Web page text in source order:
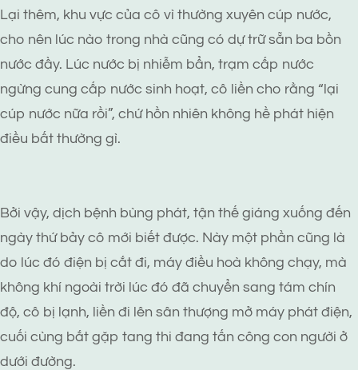
Lại thêm, khu vực của cô vì thường xuyên cúp nước,
cho nên lúc nào trong nhà cũng có dự trữ sẵn ba bồn
nước đầy. Lúc nước bị nhiễm bẩn, trạm cấp nước
ngừng cung cấp nước sinh hoạt, cô liền cho rằng “lại
cúp nước nữa rồi”, chứ hồn nhiên không hề phát hiện
điều bất thường gì.
Bởi vậy, dịch bệnh bùng phát, tận thế giáng xuống đến
ngày thứ bảy cô mới biết được. Này một phần cũng là
do lúc đó điện bị cắt đi, máy điều hoà không chạy, mà
không khí ngoài trời lúc đó đã chuyển sang tám chín
độ, cô bị lạnh, liền đi lên sân thượng mở máy phát điện,
cuối cùng bắt gặp tang thi đang tấn công con người ở
dưới đường.